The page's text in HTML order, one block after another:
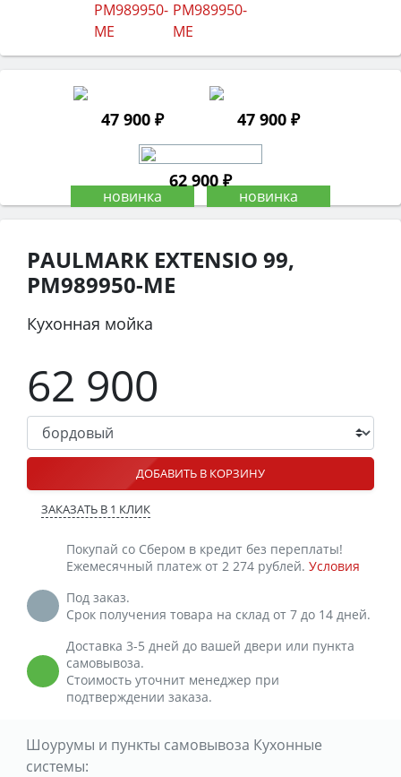
47 900 ₽ 47 900 ₽
62 900 ₽
PAULMARK EXTENSIO 99,
PM989950-ME
Кухонная мойка
62 900
ДОБАВИТЬ В КОРЗИНУ
ЗАКАЗАТЬ В 1 КЛИК
Покупай со Сбером в кредит без переплаты!
Ежемесячный платеж от 2 274 рублей. Условия
Под заказ.
Срок получения товара на склад от 7 до 14 дней.
Доставка 3-5 дней до вашей двери или пункта
самовывоза.
Стоимость уточнит менеджер при
подтверждении заказа.
Шоурумы и пункты самовывоза Кухонные
системы: